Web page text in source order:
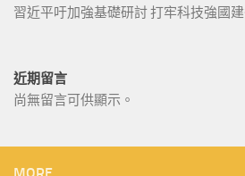
習近平吁加強基礎研討 打牢科技強國
近期留言
尚無留言可供顯示。
MORE